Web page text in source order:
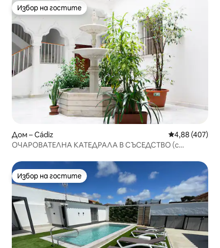
Избор на гостите
Избор на гостите
Дом – Cádiz Средна
4,88 (407)
ОЧАРОВАТЕЛНА КАТЕДРАЛА В СЪСЕДСТВО (с
Избор на гостите
Избор на гостите